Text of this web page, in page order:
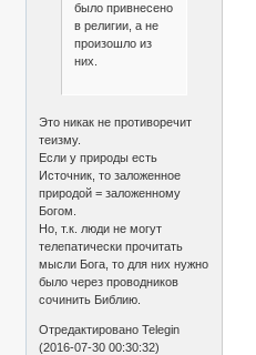
было привнесено
в религии, а не
произошло из
них.
Это никак не противоречит
теизму.
Если у природы есть
Источник, то заложенное
природой = заложенному
Богом.
Но, т.к. люди не могут
телепатически прочитать
мысли Бога, то для них нужно
было через проводников
сочинить Библию.
Отредактировано Telegin
(2016-07-30 00:30:32)